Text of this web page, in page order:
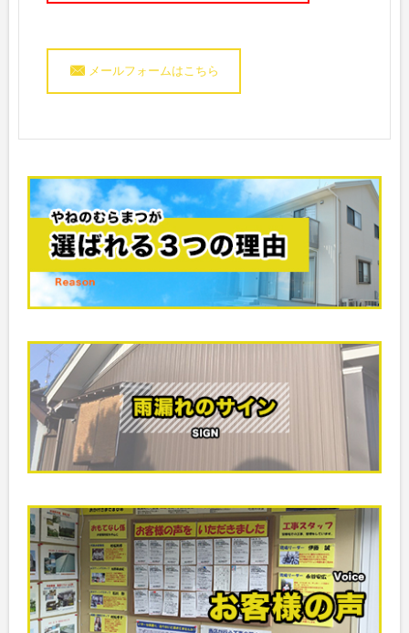
メールフォームはこちら